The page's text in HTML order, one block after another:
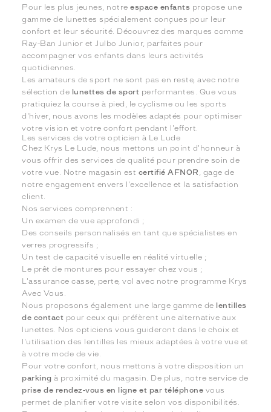
Pour les plus jeunes, notreespace enfants propose une
gamme de lunettes spécialement conçues pour leur
confort et leur sécurité. Découvrez des marques comme
Ray-Ban Junior et Julbo Junior, parfaites pour
accompagner vos enfants dans leurs activités
quotidiennes.
Les amateurs de sport ne sont pas en reste, avec notre
sélection de lunettes de sport performantes. Que vous
pratiquiez la course à pied, le cyclisme ou les sports
d'hiver, nous avons les modèles adaptés pour optimiser
votre vision et votre confort pendant l'effort.
Les services de votre opticien à Le Lude
Chez Krys Le Lude, nous mettons un point d'honneur à
vous offrir des services de qualité pour prendre soin de
votre vue. Notre magasin est certifié AFNOR
, gage de
notre engagement envers l'excellence et la satisfaction
client.
Nos services comprennent :
Un examen de vue approfondi ;
Des conseils personnalisés en tant que spécialistes en
verres progressifs ;
Un test de capacité visuelle en réalité virtuelle ;
Le prêt de montures pour essayer chez vous ;
L'assurance casse, perte, vol avec notre programme Krys
Avec Vous.
Nous proposons également une large gamme de lentilles
de contact pour ceux qui préfèrent une alternative aux
lunettes. Nos opticiens vous guideront dans le choix et
l'utilisation des lentilles les mieux adaptées à votre vue et
à votre mode de vie.
Pour votre confort, nous mettons à votre disposition un
parking à proximité du magasin. De plus, notre service de
prise de rendez-vous en ligne et par téléphone vous
permet de planifier votre visite selon vos disponibilités.